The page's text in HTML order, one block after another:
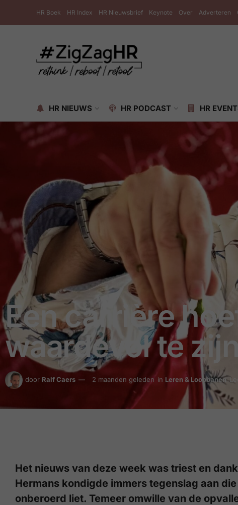
HR Boek HR Index HR Nieuwsbrief Keynote Over Adverteren
HR NIEUWS HR PODCAST HR
Een carrière
waardevol te
door Ralf Caers 2 maanden geleden in Leren & Loopbanen
Het nieuws van deze week was triest en
Hermans kondigde immers tegenslag aan
onberoerd liet. Temeer omwille van de